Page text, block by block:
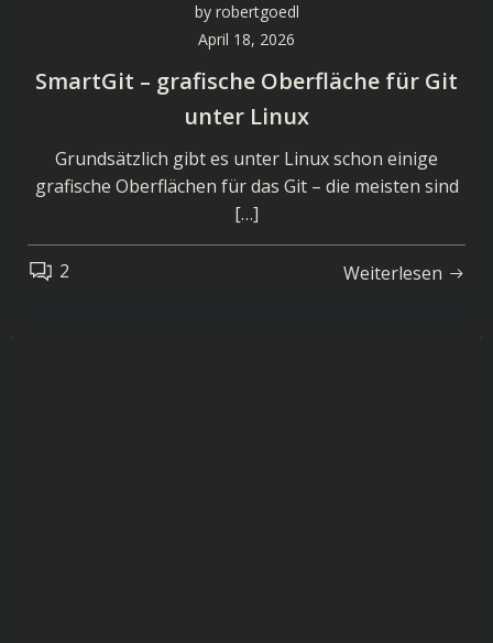
by robertgoedl
April 18, 2026
SmartGit – grafische Oberfläche für Git
unter Linux
Grundsätzlich gibt es unter Linux schon einige
grafische Oberflächen für das Git – die meisten sind
[…]
2 Weiterlesen